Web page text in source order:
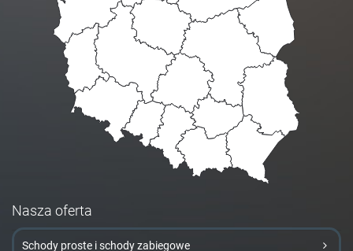
Nasza oferta
Schody proste i schody zabiegowe